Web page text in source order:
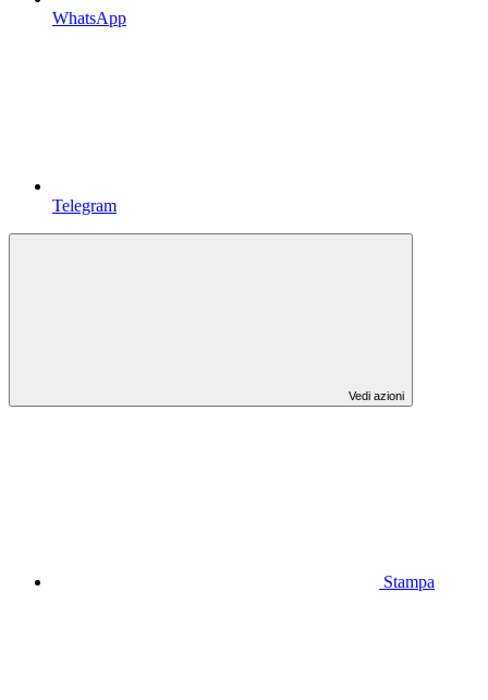
WhatsApp
Telegram
Vedi azioni
Stampa